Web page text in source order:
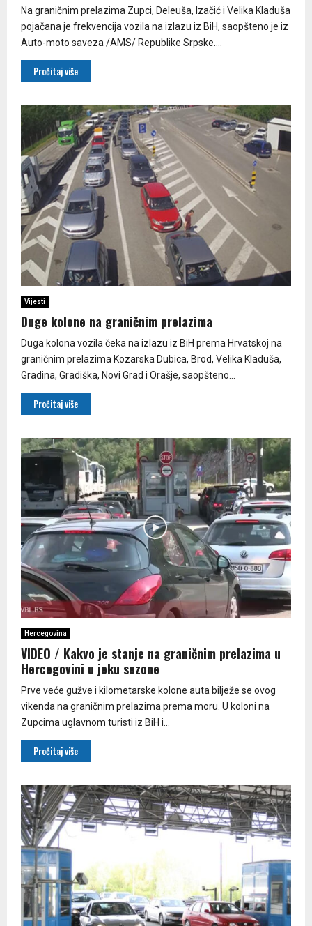
Na graničnim prelazima Zupci, Deleuša, Izačić i Velika Kladuša
pojačana je frekvencija vozila na izlazu iz BiH, saopšteno je iz
Auto-moto saveza /AMS/ Republike Srpske....
Pročitaj više
Vijesti
Duge kolone na graničnim prelazima
Duga kolona vozila čeka na izlazu iz BiH prema Hrvatskoj na
graničnim prelazima Kozarska Dubica, Brod, Velika Kladuša,
Gradina, Gradiška, Novi Grad i Orašje, saopšteno...
Pročitaj više
Hercegovina
VIDEO / Kakvo je stanje na graničnim prelazima u
Hercegovini u jeku sezone
Prve veće gužve i kilometarske kolone auta bilježe se ovog
vikenda na graničnim prelazima prema moru. U koloni na
Zupcima uglavnom turisti iz BiH i...
Pročitaj više